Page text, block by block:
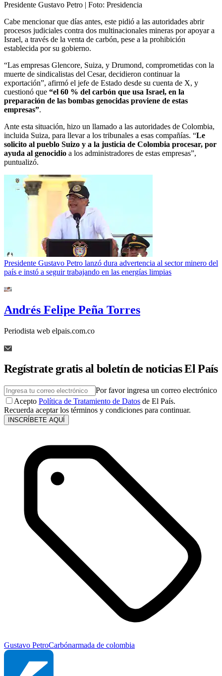
Presidente Gustavo Petro | Foto: Presidencia
Cabe mencionar que días antes, este pidió a las autoridades abrir
procesos judiciales contra dos multinacionales mineras por apoyar a
Israel, a través de la venta de carbón, pese a la prohibición
establecida por su gobierno.
“Las empresas Glencore, Suiza, y Drumond, comprometidas con la
muerte de sindicalistas del Cesar, decidieron continuar la
exportación”, afirmó el jefe de Estado desde su cuenta de X, y
cuestionó que “el 60 % del carbón que usa Israel, en la
preparación de las bombas genocidas proviene de estas
empresas”.
Ante esta situación, hizo un llamado a las autoridades de Colombia,
incluida Suiza, para llevar a los tribunales a esas compañías. “Le
solicito al pueblo Suizo y a la justicia de Colombia procesar, por
ayuda al genocidio a los administradores de estas empresas”,
puntualizó.
Presidente Gustavo Petro lanzó dura advertencia al sector minero del
país e instó a seguir trabajando en las energías limpias
Andrés Felipe Peña Torres
Periodista web elpais.com.co
Regístrate gratis al boletín de noticias El País
Por favor ingresa un correo electrónico
Acepto Política de Tratamiento de Datos de El País.
Recuerda aceptar los términos y condiciones para continuar.
INSCRÍBETE AQUÍ
Gustavo PetroCarbónarmada de colombia